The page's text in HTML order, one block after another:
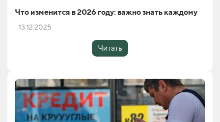
Что изменится в 2026 году: важно знать каждому
13.12.2025
Читать